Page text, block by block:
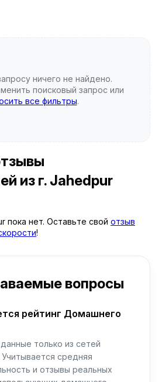
ничего не найдено.
поисковый запрос или
все фильтры.
из г. Jahedpur
пока нет. Оставьте свой отзыв
!
вопросы
рейтинг Домашнего
только из сетей
средняя
и отзывы реальных